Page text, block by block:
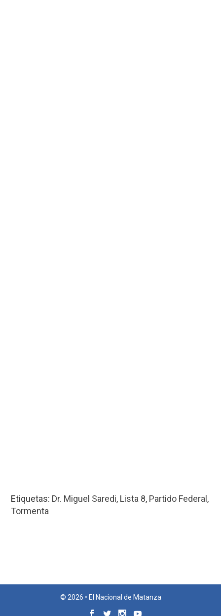
Etiquetas: Dr. Miguel Saredi, Lista 8, Partido Federal,
Tormenta
© 2026 • El Nacional de Matanza